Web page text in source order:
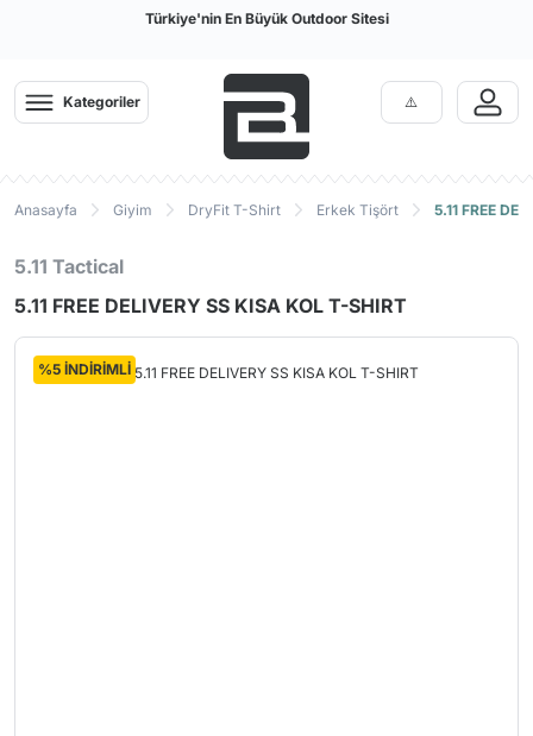
Türkiye'nin En Büyük Outdoor Sitesi
Kategoriler
Anasayfa Giyim DryFit T-Shirt Erkek Tişört 5.11 FREE
5.11 Tactical
5.11 FREE DELIVERY SS KISA KOL T-SHIRT
%5 İNDİRİMLİ